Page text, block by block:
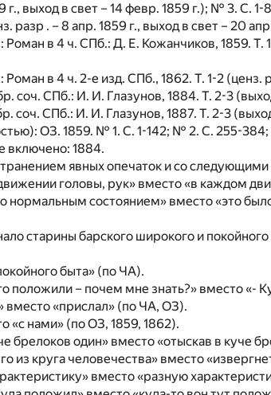
выход в свет – 14 февр. 1859 г.); № 3. С. 1-
. – 8 апр. 1859 г., выход в свет – 20
в 4 ч. СПб.: Д. Е. Кожанчиков, 1859. Т.
в 4 ч. 2-е изд. СПб., 1862. Т. 1-2 (ценз.
соч. СПб.: И. И. Глазунов, 1884. Т. 2-3
соч. СПб.: И. И. Глазунов, 1887. Т. 2-3
ОЗ. 1859. № 1. С. 1-142; № 2. С. 255-
включено: 1884.
явных опечаток и со
головы, рук» вместо «в каждом
нормальным состоянием» вместо «это
старины барского широкого и
быта» (по ЧА).
положили – почем мне знать?» вместо «-
вместо «прислал» (по ЧА, ОЗ).
«с нами» (по ОЗ, 1859, 1862).
брелоков один» вместо «отыскав в куче
из круга человечества» вместо
вместо «разную